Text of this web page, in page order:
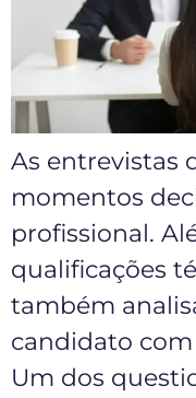
As entrevistas
momentos
profissional.
qualificações
também
candidato
Um dos